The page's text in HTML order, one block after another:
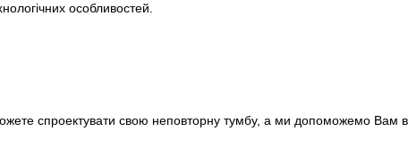
особливостей.
спроектувати свою неповторну тумбу, а ми допоможемо Вам